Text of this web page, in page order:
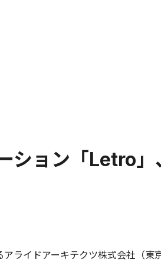
ション「Letro
ライドアーキテクツ株式会社（東